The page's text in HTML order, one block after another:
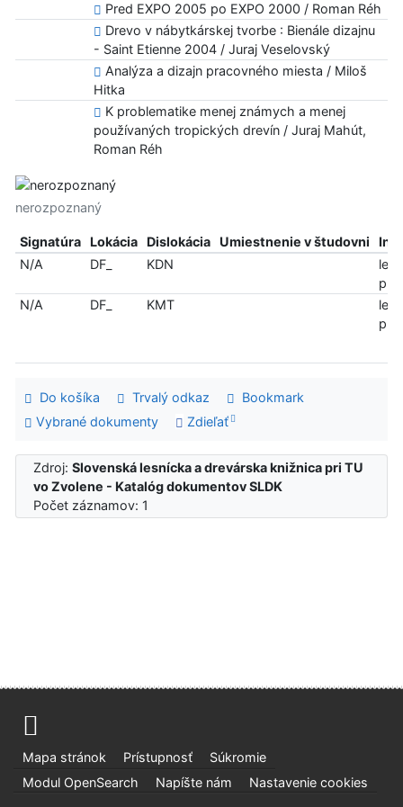
Pred EXPO 2005 po EXPO 2000 / Roman Réh
Drevo v nábytkárskej tvorbe : Bienále dizajnu
- Saint Etienne 2004 / Juraj Veselovský
Analýza a dizajn pracovného miesta / Miloš
Hitka
K problematike menej známych a menej
používaných tropických drevín / Juraj Mahút,
Roman Réh
nerozpoznaný
Signatúra Lokácia Dislokácia Umiestnenie v študovni
Info
N/A
DF_ KDN
len
N/A
DF_ KMT
len
Do košíka Trvalý odkaz
Bookmark
Vybrané dokumenty
Zdieľať
Zdroj:Slovenská lesnícka a drevárska knižnica pri TU
vo Zvolene - Katalóg dokumentov SLDK
Počet záznamov: 1
Mapa stránok Prístupnosť
Súkromie
Modul OpenSearch
Napíšte nám Nastavenie cookies